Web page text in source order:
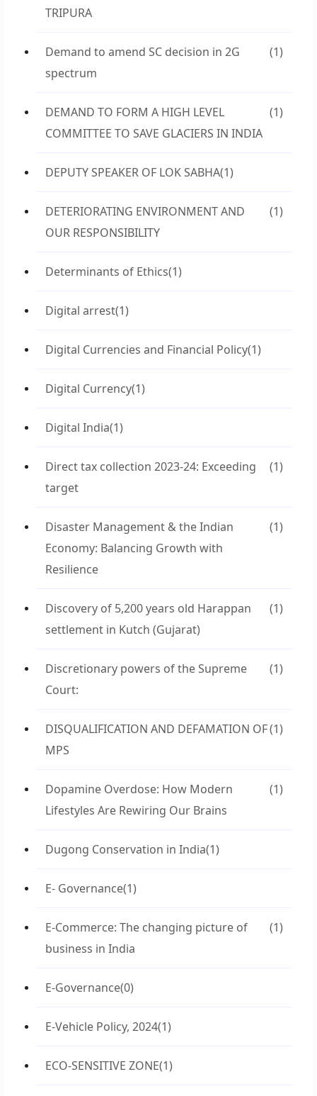
TRIPURA
Demand to amend SC decision in 2G
spectrum
(1)
DEMAND TO FORM A HIGH LEVEL
COMMITTEE TO SAVE GLACIERS IN INDIA
(1)
DEPUTY SPEAKER OF LOK SABHA(1)
DETERIORATING ENVIRONMENT AND
OUR RESPONSIBILITY
(1)
Determinants of Ethics(1)
Digital arrest(1)
Digital Currencies and Financial Policy(1)
Digital Currency(1)
Digital India(1)
Direct tax collection 2023-24: Exceeding
target
(1)
Disaster Management & the Indian
Economy: Balancing Growth with
Resilience
(1)
Discovery of 5,200 years old Harappan
settlement in Kutch (Gujarat)
(1)
Discretionary powers of the Supreme
Court:
(1)
DISQUALIFICATION AND DEFAMATION OF
MPS
(1)
Dopamine Overdose: How Modern
Lifestyles Are Rewiring Our Brains
(1)
Dugong Conservation in India(1)
E- Governance(1)
E-Commerce: The changing picture of
business in India
(1)
E-Governance(0)
E-Vehicle Policy, 2024(1)
ECO-SENSITIVE ZONE(1)